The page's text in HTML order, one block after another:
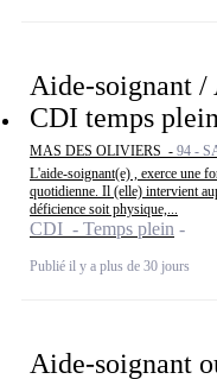
Aide-soignant /
CDI temps
MAS DES OLIVIERS - 94 -
L'aide-soignant(e) , exerce une
quotidienne. Il (elle) intervient
déficience soit physique,...
CDI - Temps plein
Publié il y a plus de 30 jours
Aide-soignant